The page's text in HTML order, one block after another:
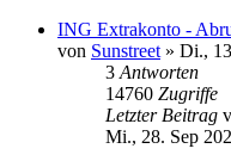
ING Extrakonto -
von Sunstreet » Di.,
3 Antworten
14760 Zugriffe
Letzter Beitrag
Mi., 28. Sep